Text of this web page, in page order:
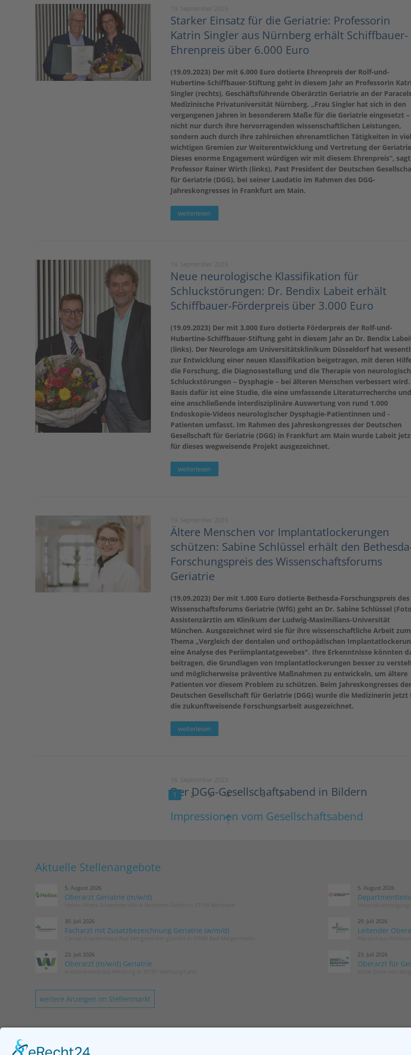
Starker Einsatz für die Geriatrie: Professorin
Katrin Singler aus Nürnberg erhält Schiffbauer-
Ehrenpreis über 6.000 Euro
(19.09.2023) Der mit 6.000 Euro dotierte Ehrenpreis der Rolf-und-
Hubertine-Schiffbauer-Stiftung geht in diesem Jahr an Professorin
Singler (rechts), Geschäftsführende Oberärztin Geriatrie an der
Medizinische Privatuniversität Nürnberg. „Frau Singler hat sich in den
vergangenen Jahren in besonderem Maße für die Geriatrie eingesetzt –
nicht nur durch ihre hervorragenden wissenschaftlichen Leistungen,
sondern auch durch ihre zahlreichen ehrenamtlichen Tätigkeiten in
wichtigen Gremien zur Weiterentwicklung und Vertretung der
Dieses enorme Engagement würdigen wir mit diesem Ehrenpreis“, sagt
Professor Rainer Wirth (links), Past President der Deutschen
für Geriatrie (DGG), bei seiner Laudatio im Rahmen des DGG-
Jahreskongresses in Frankfurt am Main.
weiterlesen
Neue neurologische Klassifikation für
Schluckstörungen: Dr. Bendix Labeit erhält
Schiffbauer-Förderpreis über 3.000 Euro
(19.09.2023) Der mit 3.000 Euro dotierte Förderpreis der Rolf-und-
Hubertine-Schiffbauer-Stiftung geht in diesem Jahr an Dr. Bendix
(links). Der Neurologe am Universitätsklinikum Düsseldorf hat
zur Entwicklung einer neuen Klassifikation beigetragen, mit deren
die Forschung, die Diagnosestellung und die Therapie von
Schluckstörungen – Dysphagie – bei älteren Menschen verbessert wird.
Basis dafür ist eine Studie, die eine umfassende Literaturrecherche und
eine anschließende interdisziplinäre Auswertung von rund 1.000
Endoskopie-Videos neurologischer Dysphagie-Patientinnen und -
Patienten umfasst. Im Rahmen des Jahreskongresses der Deutschen
Gesellschaft für Geriatrie (DGG) in Frankfurt am Main wurde Labeit
für dieses wegweisende Projekt ausgezeichnet.
weiterlesen
Ältere Menschen vor Implantatlockerungen
schützen: Sabine Schlüssel erhält den
Forschungspreis des Wissenschaftsforums
Geriatrie
(19.09.2023) Der mit 1.000 Euro dotierte Bethesda-Forschungspreis des
Wissenschaftsforums Geriatrie (WfG) geht an Dr. Sabine Schlüssel
Assistenzärztin am Klinikum der Ludwig-Maximilians-Universität
München. Ausgezeichnet wird sie für ihre wissenschaftliche Arbeit zum
Thema „Vergleich der dentalen und orthopädischen
eine Analyse des Periimplantatgewebes". Ihre Erkenntnisse könnten
beitragen, die Grundlagen von Implantatlockerungen besser zu
und möglicherweise präventive Maßnahmen zu entwickeln, um ältere
Patienten vor diesem Problem zu schützen. Beim Jahreskongresses der
Deutschen Gesellschaft für Geriatrie (DGG) wurde die Medizinerin jetzt
die zukunftweisende Forschungsarbeit ausgezeichnet.
weiterlesen
Der DGG-Gesellschaftsabend in Bildern
Impressionen vom Gesellschaftsabend
1 2 3 4 … 6
Aktuelle Stellenangebote
5. August 2026
Oberarzt Geriatrie (m/w/d)
5. August 2026
30. Juli 2026
Facharzt mit Zusatzbezeichnung Geriatrie (w/m/d)
29. Juli 2026
Leitender
23. Juli 2026
Oberarzt (m/w/d) Geriatrie
23. Juli 2026
Oberarzt für
weitere Anzeigen im Stellenmarkt